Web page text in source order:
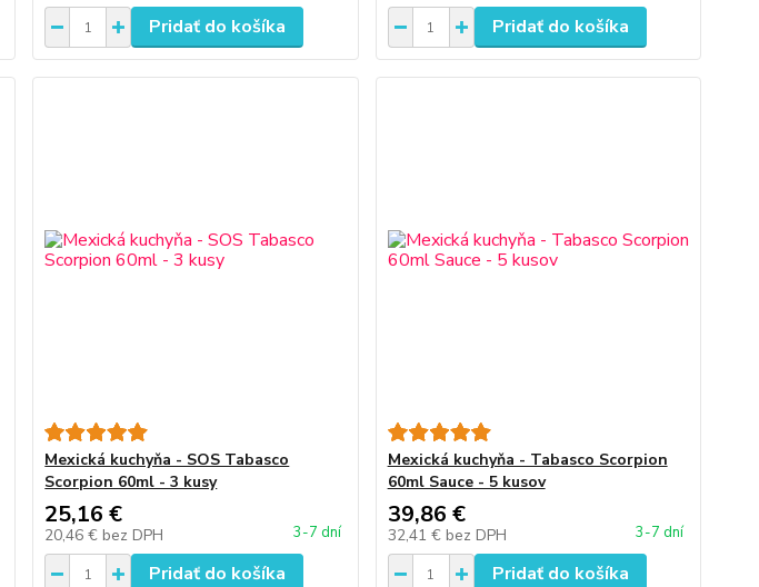
Pridať do košíka Pridať do košíka
Mexická kuchyňa - SOS Tabasco
Scorpion 60ml - 3 kusy
25,16 €
20,46 € bez DPH 3-7 dní
Pridať do košíka
Mexická kuchyňa - Tabasco Scorpion
60ml Sauce - 5 kusov
39,86 €
32,41 € bez DPH 3-7 dní
Pridať do košíka